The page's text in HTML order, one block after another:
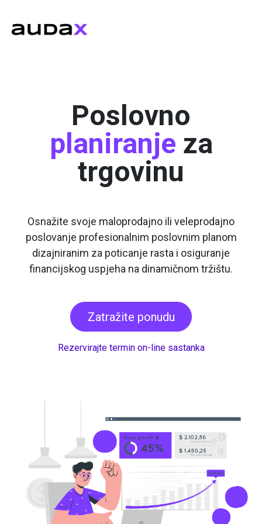
Poslovno
planiranje za
trgovinu
Osnažite svoje maloprodajno ili veleprodajno
poslovanje profesionalnim poslovnim planom
dizajniranim za poticanje rasta i osiguranje
financijskog uspjeha na dinamičnom tržištu.
Zatražite ponudu
Rezervirajte termin on-line sastanka